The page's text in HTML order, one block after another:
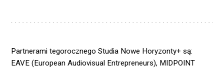
Partnerami tegorocznego Studia Nowe Horyzonty+ są:
EAVE (European Audiovisual Entrepreneurs), MIDPOINT